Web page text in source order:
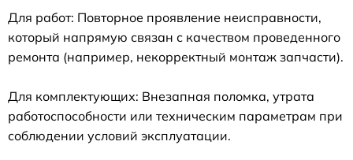
Для работ: Повторное проявление неисправности,
который напрямую связан с качеством проведенного
ремонта (например, некорректный монтаж запчасти).
Для комплектующих: Внезапная поломка, утрата
работоспособности или техническим параметрам при
соблюдении условий эксплуатации.